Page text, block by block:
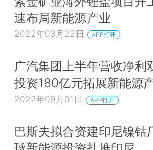
速布局新能源产业
2022年03月22日 APP打开
广汽集团上半年营收净利
投资180亿元拓展新能源
2022年09月01日 APP打开
巴斯夫拟合资建印尼镍钴